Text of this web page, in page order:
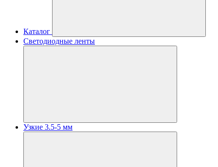
Каталог
Светодиодные ленты
Узкие 3.5-5 мм